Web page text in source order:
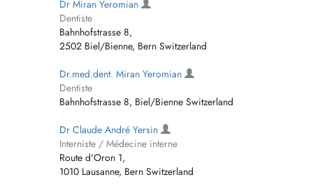
Dr Miran Yeromian
Dentiste
Bahnhofstrasse 8,
2502 Biel/Bienne, Bern Switzerland
Dr.med.dent. Miran Yeromian
Dentiste
Bahnhofstrasse 8, Biel/Bienne Switzerland
Dr Claude André Yersin
Interniste / Médecine interne
Route d'Oron 1,
1010 Lausanne, Bern Switzerland